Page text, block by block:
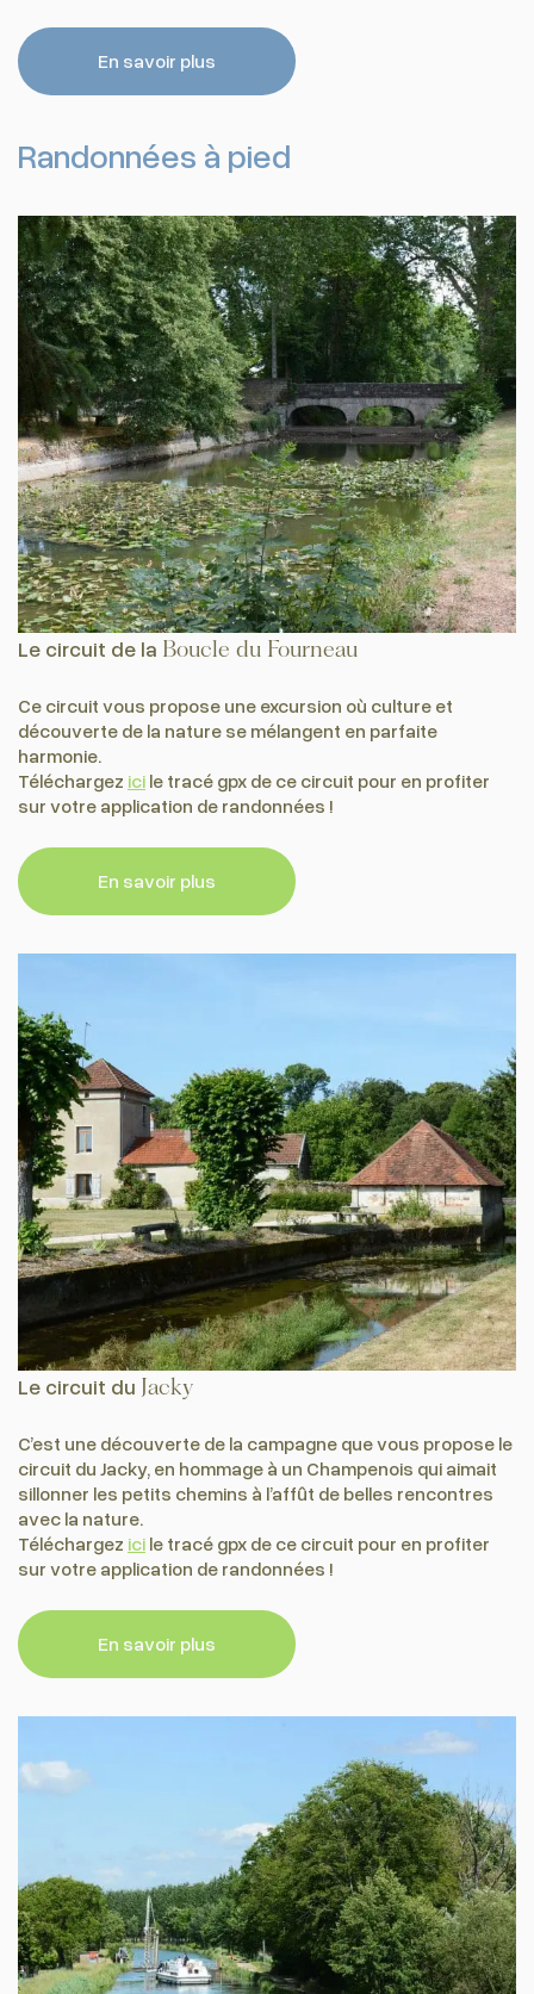
En savoir plus
Randonnées à pied
Le circuit de la Boucle du Fourneau
Ce circuit vous propose une excursion où culture et
découverte de la nature se mélangent en parfaite
harmonie.
Téléchargez ici le tracé gpx de ce circuit pour en profiter
sur votre application de randonnées !
En savoir plus
Le circuit du Jacky
C’est une découverte de la campagne que vous propose le
circuit du Jacky, en hommage à un Champenois qui aimait
sillonner les petits chemins à l’affût de belles rencontres
avec la nature.
Téléchargez ici le tracé gpx de ce circuit pour en profiter
sur votre application de randonnées !
En savoir plus